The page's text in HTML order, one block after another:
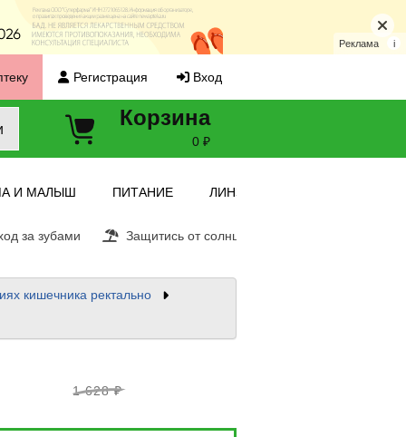
Реклама i
Регистрация Вход
Корзина
0 ₽
И МАЛЫШ ПИТАНИЕ ЛИНЗЫ
за зубами Защитись от солнца
кишечника ректально
1 628 ₽